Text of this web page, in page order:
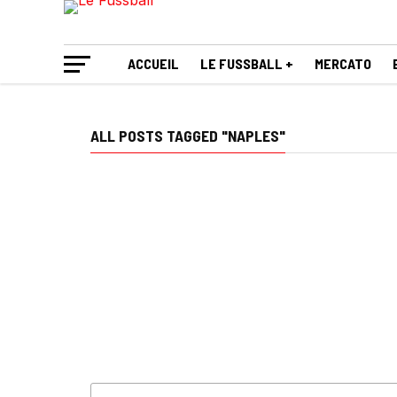
ACCUEIL LE FUSSBALL + MERCATO
ALL POSTS TAGGED "NAPLES"